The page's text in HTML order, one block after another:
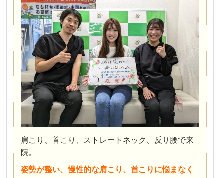
肩こり、首こり、ストレートネック、反り腰で来
院。
姿勢が整い、慢性的な肩こり、首こりに悩まなく